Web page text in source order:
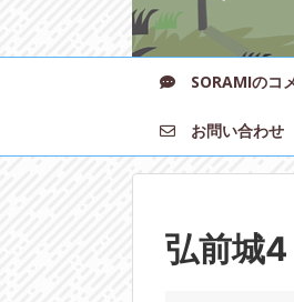
SORAMIのコ
お問い合わせ
弘前城4